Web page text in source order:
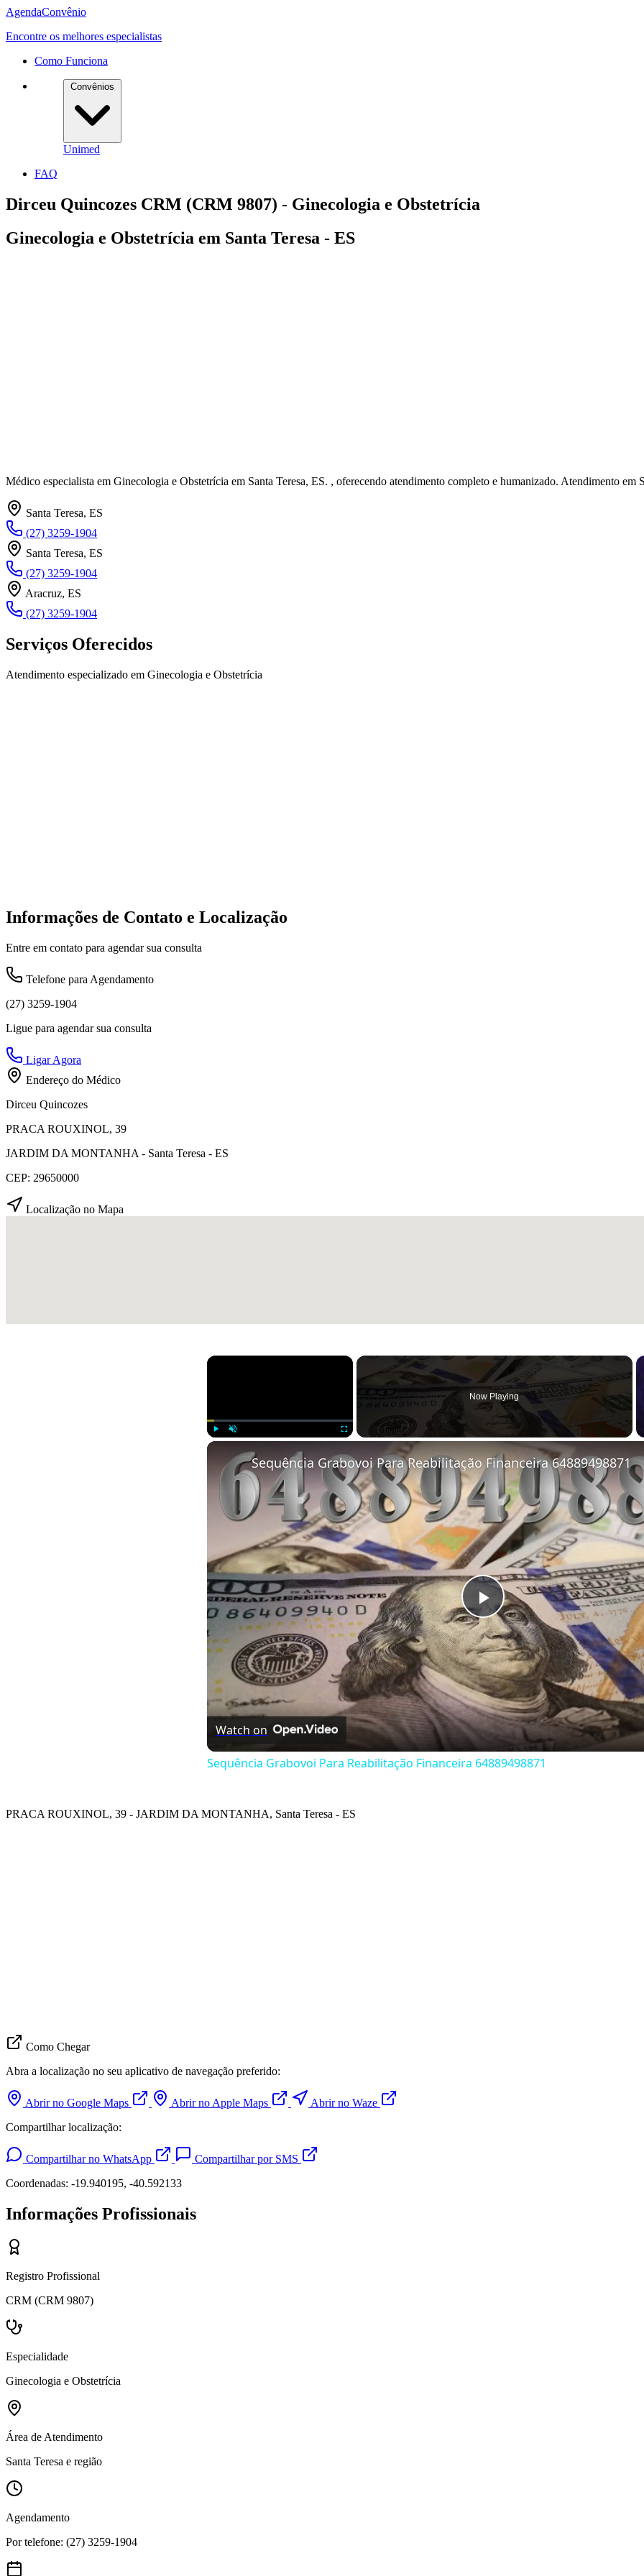
AgendaConvênio
Encontre os melhores especialistas
Como Funciona
Convênios
Unimed
FAQ
Dirceu Quincozes CRM (CRM 9807) - Ginecologia e Obstetrícia
Ginecologia e Obstetrícia em Santa Teresa - ES
Médico especialista em Ginecologia e Obstetrícia em Santa Teresa, ES. , oferecendo atendimento completo e humanizado. Atendimento em
Santa Teresa, ES
(27) 3259-1904
Santa Teresa, ES
(27) 3259-1904
Aracruz, ES
(27) 3259-1904
Serviços Oferecidos
Atendimento especializado em Ginecologia e Obstetrícia
Informações de Contato e Localização
Entre em contato para agendar sua consulta
Telefone para Agendamento
(27) 3259-1904
Ligue para agendar sua consulta
Ligar Agora
Endereço do Médico
Dirceu Quincozes
PRACA ROUXINOL, 39
JARDIM DA MONTANHA - Santa Teresa - ES
CEP: 29650000
Localização no Mapa
×
Now Playing
Play
Video
Sequência Grabovoi Para Reabilitação Financeira 64889498871
Watch on
Sequência Grabovoi Para Reabilitação Financeira 64889498871
PRACA ROUXINOL, 39 - JARDIM DA MONTANHA, Santa Teresa - ES
Como Chegar
Abra a localização no seu aplicativo de navegação preferido:
Abrir no Google Maps Abrir no Apple Maps
Abrir no Waze
Compartilhar localização:
Compartilhar no WhatsApp
Compartilhar por SMS
Coordenadas: -19.940195, -40.592133
Informações Profissionais
Registro Profissional
CRM (CRM 9807)
Especialidade
Ginecologia e Obstetrícia
Área de Atendimento
Santa Teresa e região
Agendamento
Por telefone: (27) 3259-1904